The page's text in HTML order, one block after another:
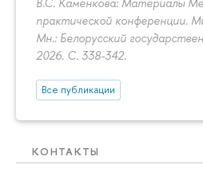
практической конференции.
Мн.: Белорусский
2026. С. 338-342.
Все публикации
КОНТАКТЫ